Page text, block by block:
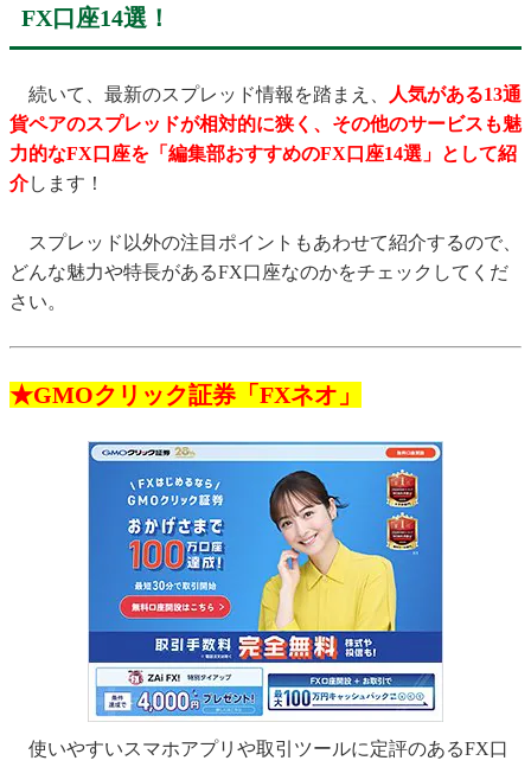
FX口座14選！
続いて、最新のスプレッド情報を踏まえ、
人気がある13通
貨ペアのスプレッドが相対的に狭く、その他のサービスも魅
力的なFX口座を「編集部おすすめのFX口座14選」として紹
介します！
スプレッド以外の注目ポイントもあわせて紹介するので、
どんな魅力や特長があるFX口座なのかをチェックしてくだ
さい。
★GMOクリック証券「FXネオ」
使いやすいスマホアプリや取引ツールに定評のあるFX口